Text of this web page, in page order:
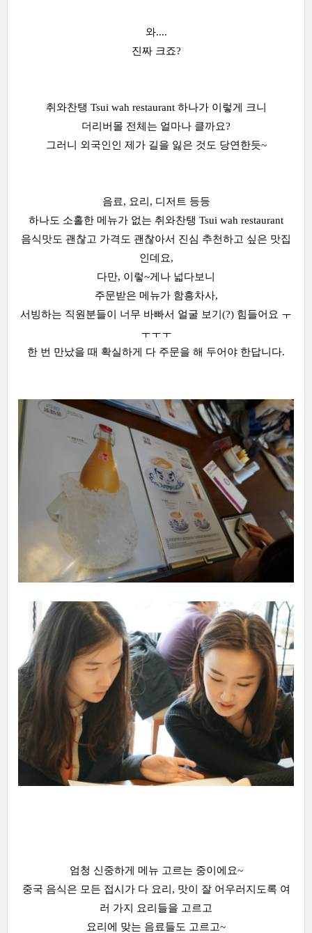
와....
진짜 크죠?
취와찬탱 Tsui wah restaurant 하나가 이렇게 크니
더리버몰 전체는 얼마나 클까요?
그러니 외국인인 제가 길을 잃은 것도 당연한듯~
음료, 요리, 디저트 등등
하나도 소홀한 메뉴가 없는 취와찬탱 Tsui wah restaurant
음식맛도 괜찮고 가격도 괜찮아서 진심 추천하고 싶은 맛집
인데요,
다만, 이렇~게나 넓다보니
주문받은 메뉴가 함흥차사,
서빙하는 직원분들이 너무 바빠서 얼굴 보기(?) 힘들어요 ㅜ
ㅜㅜㅜ
한 번 만났을 때 확실하게 다 주문을 해 두어야 한답니다.
엄청 신중하게 메뉴 고르는 중이에요~
중국 음식은 모든 접시가 다 요리, 맛이 잘 어우러지도록 여
러 가지 요리들을 고르고
요리에 맞는 음료들도 고르고~